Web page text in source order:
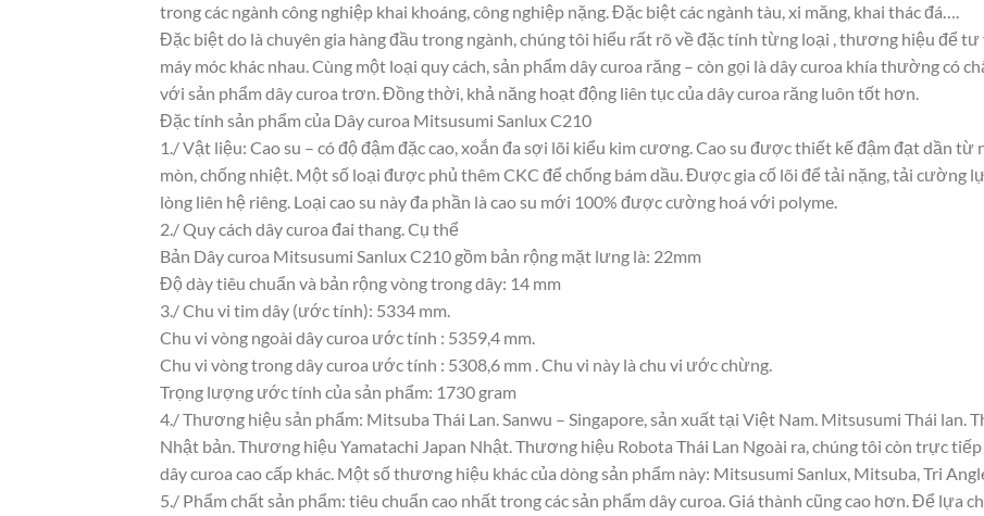
trong các ngành công nghiệp khai khoáng, công nghiệp nặng. Đặc biệt các ngành tàu, xi măng, khai thác đá….
Đặc biệt do là chuyên gia hàng đầu trong ngành, chúng tôi hiểu rất rõ về đặc tính từng loại , thương hiệu để
máy móc khác nhau. Cùng một loại quy cách, sản phẩm dây curoa răng – còn gọi là dây curoa khía thường có
với sản phẩm dây curoa trơn. Đồng thời, khả năng hoạt động liên tục của dây curoa răng luôn tốt hơn.
Đặc tính sản phẩm của Dây curoa Mitsusumi Sanlux C210
1./ Vật liệu: Cao su – có độ đậm đặc cao, xoắn đa sợi lõi kiểu kim cương. Cao su được thiết kế đậm đạt dần từ
mòn, chống nhiệt. Một số loại được phủ thêm CKC để chống bám dầu. Được gia cố lõi để tải nặng, tải cường
lòng liên hệ riêng. Loại cao su này đa phần là cao su mới 100% được cường hoá với polyme.
2./ Quy cách dây curoa đai thang. Cụ thể
Bản Dây curoa Mitsusumi Sanlux C210 gồm bản rộng mặt lưng là: 22mm
Độ dày tiêu chuẩn và bản rộng vòng trong dây: 14 mm
3./ Chu vi tim dây (ước tính): 5334 mm.
Chu vi vòng ngoài dây curoa ước tính : 5359,4 mm.
Chu vi vòng trong dây curoa ước tính : 5308,6 mm . Chu vi này là chu vi ước chừng.
Trọng lượng ước tính của sản phẩm: 1730 gram
4./ Thương hiệu sản phẩm: Mitsuba Thái Lan. Sanwu – Singapore, sản xuất tại Việt Nam. Mitsusumi Thái
Nhật bản. Thương hiệu Yamatachi Japan Nhật. Thương hiệu Robota Thái Lan Ngoài ra, chúng tôi còn trực
dây curoa cao cấp khác. Một số thương hiệu khác của dòng sản phẩm này: Mitsusumi Sanlux, Mitsuba, Tri
5./ Phẩm chất sản phẩm: tiêu chuẩn cao nhất trong các sản phẩm dây curoa. Giá thành cũng cao hơn. Để lựa